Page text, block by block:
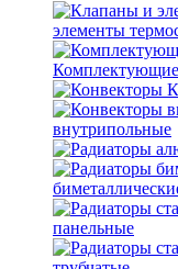
элементы
Комплектующие
внутрипольные
панельные